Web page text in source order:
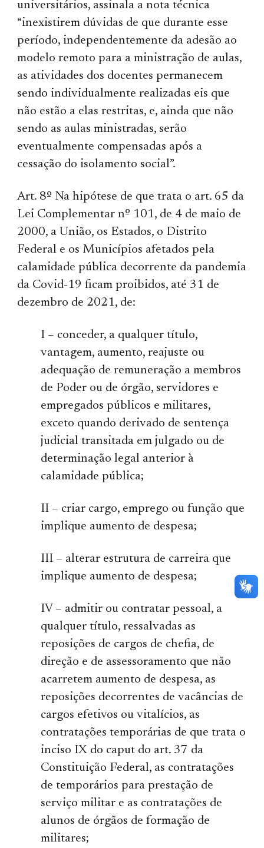
universitários, assinala a nota técnica
“inexistirem dúvidas de que durante esse
período, independentemente da adesão ao
modelo remoto para a ministração de aulas,
as atividades dos docentes permanecem
sendo individualmente realizadas eis que
não estão a elas restritas, e, ainda que não
sendo as aulas ministradas, serão
eventualmente compensadas após a
cessação do isolamento social”.
Art. 8º Na hipótese de que trata o art. 65 da
Lei Complementar nº 101, de 4 de maio de
2000, a União, os Estados, o Distrito
Federal e os Municípios afetados pela
calamidade pública decorrente da pandemia
da Covid-19 ficam proibidos, até 31 de
dezembro de 2021, de:
I – conceder, a qualquer título,
vantagem, aumento, reajuste ou
adequação de remuneração a membros
de Poder ou de órgão, servidores e
empregados públicos e militares,
exceto quando derivado de sentença
judicial transitada em julgado ou de
determinação legal anterior à
calamidade pública;
II – criar cargo, emprego ou função que
implique aumento de despesa;
III – alterar estrutura de carreira que
implique aumento de despesa;
IV – admitir ou contratar pessoal, a
qualquer título, ressalvadas as
reposições de cargos de chefia, de
direção e de assessoramento que não
acarretem aumento de despesa, as
reposições decorrentes de vacâncias de
cargos efetivos ou vitalícios, as
contratações temporárias de que trata o
inciso IX do caput do art. 37 da
Constituição Federal, as contratações
de temporários para prestação de
serviço militar e as contratações de
alunos de órgãos de formação de
militares;